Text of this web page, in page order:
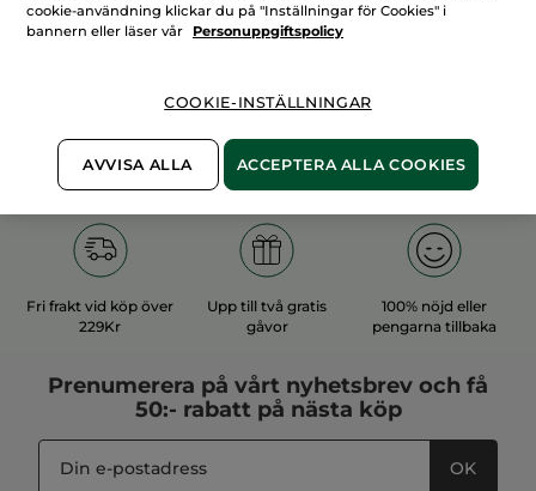
Fri frakt vid köp över
229Kr
Upp till två gratis
gåvor
100% nöjd eller
pengarna tillbaka
Prenumerera på vårt nyhetsbrev och få
50:- rabatt på nästa köp
OK
cookie-användning klickar du på "Inställningar för Cookies" i
bannern eller läser vår
Personuppgiftspolicy
COOKIE-INSTÄLLNINGAR
AVVISA ALLA ACCEPTERA ALLA COOKIES